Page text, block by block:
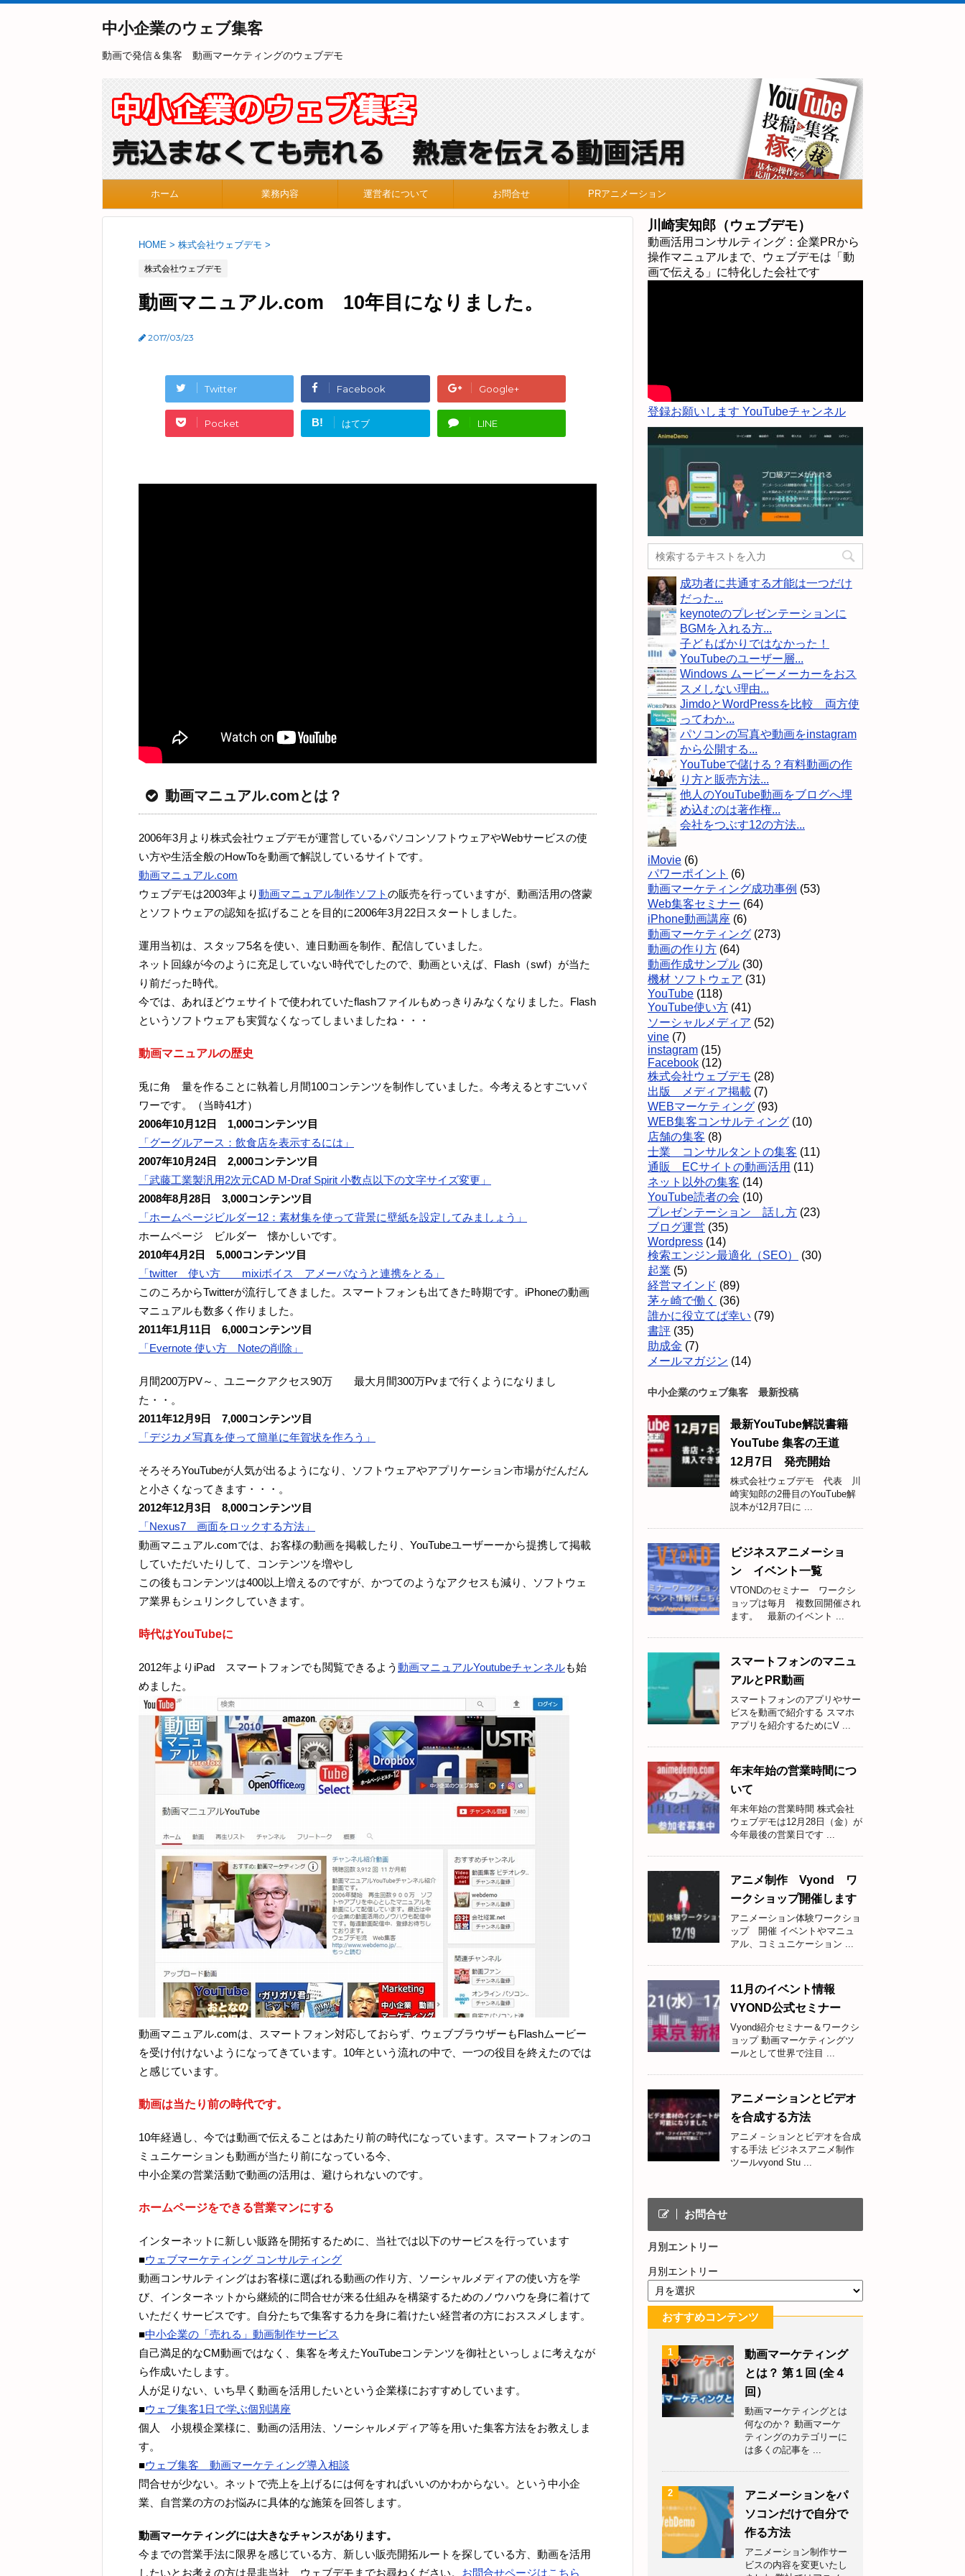
中小企業のウェブ集客
動画で発信＆集客 動画マーケティングのウェブデモ
ホーム 業務内容 運営者について お問合せ PRアニメーション
HOME > 株式会社ウェブデモ >
株式会社ウェブデモ
動画マニュアル.com 10年目になりました。
2017/03/23
Twitter Facebook Google+
Pocket B! はてブ LINE
動画マニュアル.comとは？
2006年3月より株式会社ウェブデモが運営しているパソコンソフトウェアやWebサービスの使
い方や生活全般のHowToを動画で解説しているサイトです。
動画マニュアル.com
ウェブデモは2003年より動画マニュアル制作ソフトの販売を行っていますが、動画活用の啓蒙
とソフトウェアの認知を拡げることを目的に2006年3月22日スタートしました。
運用当初は、スタッフ5名を使い、連日動画を制作、配信していました。
ネット回線が今のように充足していない時代でしたので、動画といえば、Flash（swf）が当た
り前だった時代。
今では、あれほどウェサイトで使われていたflashファイルもめっきりみなくなりました。Flash
というソフトウェアも実質なくなってしまいましたね・・・
動画マニュアルの歴史
兎に角 量を作ることに執着し月間100コンテンツを制作していました。今考えるとすごいパ
ワーです。（当時41才）
2006年10月12日 1,000コンテンツ目
「グーグルアース：飲食店を表示するには」
2007年10月24日 2,000コンテンツ目
「武藤工業製汎用2次元CAD M-Draf Spirit 小数点以下の文字サイズ変更」
2008年8月28日 3,000コンテンツ目
「ホームページビルダー12：素材集を使って背景に壁紙を設定してみましょう」
ホームページ ビルダー 懐かしいです。
2010年4月2日 5,000コンテンツ目
「twitter 使い方 mixiボイス アメーバなうと連携をとる」
このころからTwitterが流行してきました。スマートフォンも出てきた時期です。iPhoneの動画
マニュアルも数多く作りました。
2011年1月11日 6,000コンテンツ目
「Evernote 使い方 Noteの削除」
月間200万PV～、ユニークアクセス90万 最大月間300万Pvまで行くようになりまし
た・・。
2011年12月9日 7,000コンテンツ目
「デジカメ写真を使って簡単に年賀状を作ろう」
そろそろYouTubeが人気が出るようになり、ソフトウェアやアプリケーション市場がだんだん
と小さくなってきます・・・。
2012年12月3日 8,000コンテンツ目
「Nexus7 画面をロックする方法」
動画マニュアル.comでは、お客様の動画を掲載したり、YouTubeユーザーーから提携して掲載
していただいたりして、コンテンツを増やし
この後もコンテンツは400以上増えるのですが、かつてのようなアクセスも減り、ソフトウェ
ア業界もシュリンクしていきます。
時代はYouTubeに
2012年よりiPad スマートフォンでも閲覧できるよう 動画マニュアルYoutubeチャンネルも始
めました。
動画マニュアル.comは、スマートフォン対応しておらず、ウェブブラウザーもFlashムービー
を受け付けないようになってきています。10年という流れの中で、一つの役目を終えたのでは
と感じています。
動画は当たり前の時代です。
10年経過し、今では動画で伝えることはあたり前の時代になっています。スマートフォンのコ
ミュニケーションも動画が当たり前になっている今、
中小企業の営業活動で動画の活用は、避けられないのです。
ホームページをできる営業マンにする
インターネットに新しい販路を開拓するために、当社では以下のサービスを行っています
■ウェブマーケティング コンサルティング
動画コンサルティングはお客様に選ばれる動画の作り方、ソーシャルメディアの使い方を学
び、インターネットから継続的に問合せが来る仕組みを構築するためのノウハウを身に着けて
いただくサービスです。自分たちで集客する力を身に着けたい経営者の方におススメします。
■中小企業の「売れる」動画制作サービス
自己満足的なCM動画ではなく、集客を考えたYouTubeコンテンツを御社といっしょに考えなが
ら作成いたします。
人が足りない、いち早く動画を活用したいという企業様におすすめしています。
■ウェブ集客1日で学ぶ個別講座
個人 小規模企業様に、動画の活用法、ソーシャルメディア等を用いた集客方法をお教えしま
す。
■ウェブ集客 動画マーケティング導入相談
問合せが少ない。ネットで売上を上げるには何をすればいいのかわからない。という中小企
業、自営業の方のお悩みに具体的な施策を回答します。
動画マーケティングには大きなチャンスがあります。
今までの営業手法に限界を感じている方、新しい販売開拓ルートを探している方、動画を活用
したいとお考えの方は是非当社 ウェブデモまでお尋ねください。 お問合せページはこちら
川崎実知郎（ウェブデモ）
動画活用コンサルティング：企業PRから
操作マニュアルまで、ウェブデモは「動
画で伝える」に特化した会社です
登録お願いします YouTubeチャンネル
成功者に共通する才能は一つだけ
だった...
keynoteのプレゼンテーションに
BGMを入れる方...
子どもばかりではなかった！
YouTubeのユーザー層...
Windows ムービーメーカーをおス
スメしない理由...
JimdoとWordPressを比較 両方使
ってわか...
パソコンの写真や動画をinstagram
から公開する...
YouTubeで儲ける？有料動画の作
り方と販売方法...
他人のYouTube動画をブログへ埋
め込むのは著作権...
会社をつぶす12の方法...
iMovie (6)
パワーポイント (6)
動画マーケティング成功事例 (53)
Web集客セミナー (64)
iPhone動画講座 (6)
動画マーケティング (273)
動画の作り方 (64)
動画作成サンプル (30)
機材 ソフトウェア (31)
YouTube (118)
YouTube使い方 (41)
ソーシャルメディア (52)
vine (7)
instagram (15)
Facebook (12)
株式会社ウェブデモ (28)
出版 メディア掲載 (7)
WEBマーケティング (93)
WEB集客コンサルティング (10)
店舗の集客 (8)
士業 コンサルタントの集客 (11)
通販 ECサイトの動画活用 (11)
ネット以外の集客 (14)
YouTube読者の会 (10)
プレゼンテーション 話し方 (23)
ブログ運営 (35)
Wordpress (14)
検索エンジン最適化（SEO）
(30)
起業 (5)
経営マインド (89)
茅ヶ崎で働く
(36)
誰かに役立てば幸い (79)
書評 (35)
助成金 (7)
メールマガジン (14)
中小企業のウェブ集客 最新投稿
最新YouTube解説書籍
YouTube 集客の王道
12月7日 発売開始
株式会社ウェブデモ 代表 川
崎実知郎の2冊目のYouTube解
説本が12月7日に ...
ビジネスアニメーショ
ン イベント一覧
VTONDのセミナー ワークシ
ョップは毎月 複数回開催され
ます。 最新のイベント ...
スマートフォンのマニュ
アルとPR動画
スマートフォンのアプリやサー
ビスを動画で紹介する スマホ
アプリを紹介するためにV ...
年末年始の営業時間につ
いて
年末年始の営業時間 株式会社
ウェブデモは12月28日（金）が
今年最後の営業日です ...
アニメ制作 Vyond ワ
ークショップ開催します
アニメーション体験ワークショ
ップ 開催 イベントやマニュ
アル、コミュニケーション ...
11月のイベント情報
VYOND公式セミナー
Vyond紹介セミナー＆ワークシ
ョップ 動画マーケティングツ
ールとして世界で注目 ...
アニメーションとビデオ
を合成する方法
アニメ－ションとビデオを合成
する手法 ビジネスアニメ制作
ツールvyond Stu ...
お問合せ
月別エントリー
月別エントリー
おすすめコンテンツ
1
動画マーケティング
とは？ 第１回 (全４
回）
動画マーケティングとは
何なのか？ 動画マーケ
ティングのカテゴリーに
は多くの記事を ...
2
アニメーションをパ
ソコンだけで自分で
作る方法
アニメーション制作サー
ビスの内容を変更いたし